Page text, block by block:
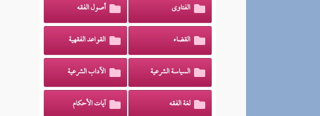
الفتاوى أصول الفقه
القضاء القواعد الفقهية
السياسة الشرعية الآداب الشرعية
لغة الفقه آيات الأحكام